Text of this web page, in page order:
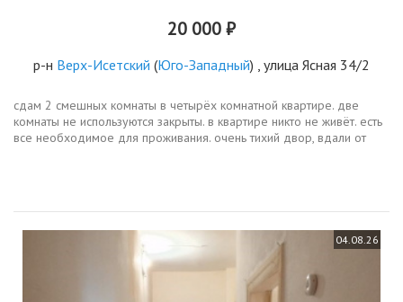
20 000 ₽
р-н Верх-Исетский (Юго-Западный) , улица Ясная 34/2
сдам 2 смешных комнаты в четырёх комнатной квартире. две
комнаты не используются закрыты. в квартире никто не живёт. есть
все необходимое для проживания. очень тихий двор, вдали от
04.08.26